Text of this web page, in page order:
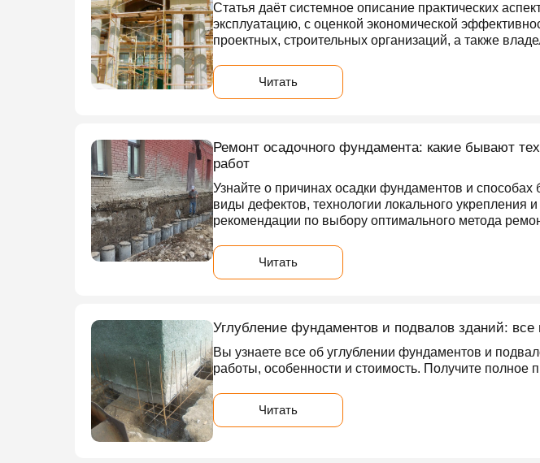
Статья даёт системное описание практических
эксплуатацию, с оценкой экономической
проектных, строительных организаций, а также
Читать
Ремонт осадочного фундамента: какие бывают
работ
Узнайте о причинах осадки фундаментов и
виды дефектов, технологии локального
рекомендации по выбору оптимального метода
Читать
Углубление фундаментов и подвалов зданий:
Вы узнаете все об углублении фундаментов и
работы, особенности и стоимость. Получите полное
Читать